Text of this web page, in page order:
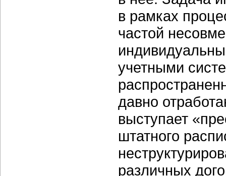
в рамках
частой
учетными
давно
выступает
штатного
различных